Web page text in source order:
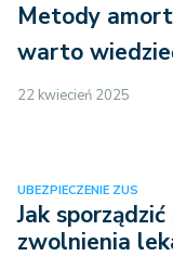
Metody
warto
22 kwiecień 2025
UBEZPIECZENIE ZUS
Jak
zwolnienia